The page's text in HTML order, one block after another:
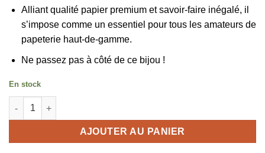
Alliant qualité papier premium et savoir-faire inégalé, il
s’impose comme un essentiel pour tous les amateurs de
papeterie haut-de-gamme.
Ne passez pas à côté de ce bijou !
En stock
quantité de Cahier ligné Curio Rifle Paper
AJOUTER AU PANIER